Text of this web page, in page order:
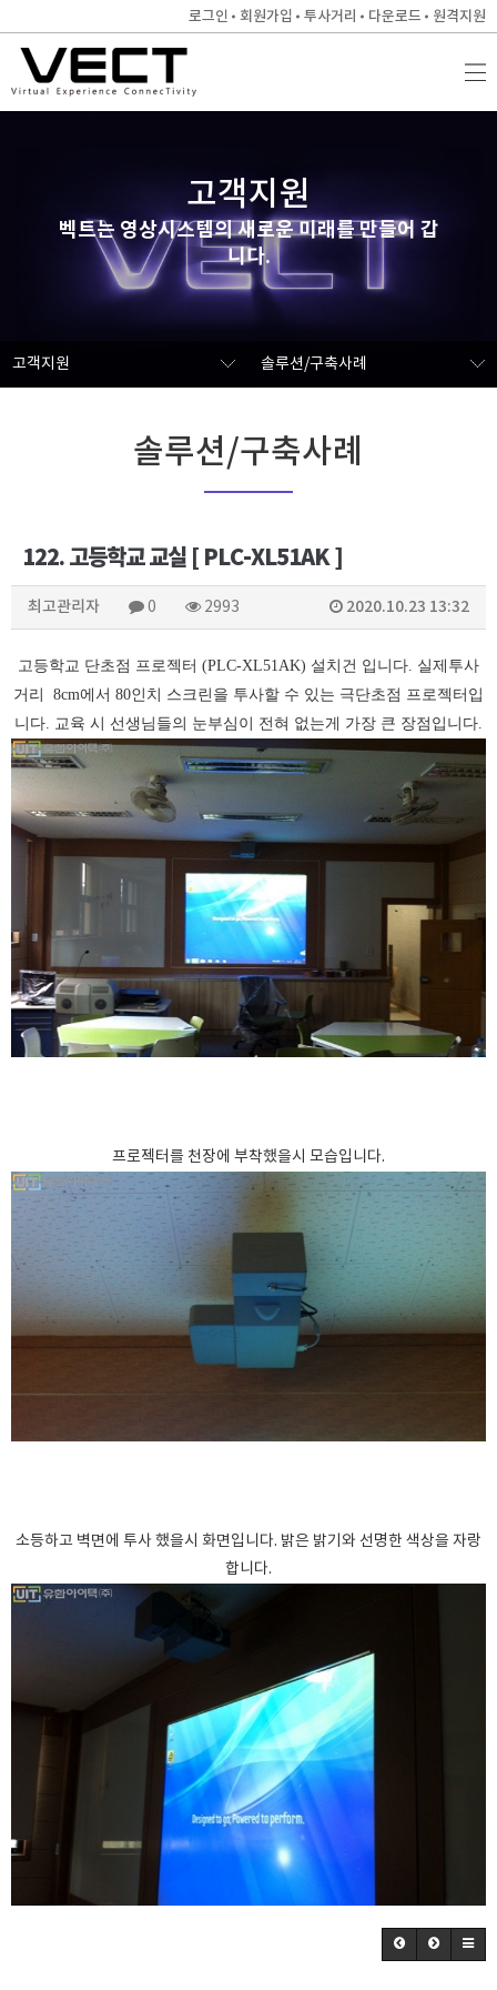
로그인 회원가입 투사거리 다운로드 원격지원
고객지원
벡트는 영상시스템의 새로운 미래를 만들어 갑
니다.
고객지원 솔루션/구축사례
솔루션/구축사례
122. 고등학교 교실 [ PLC-XL51AK ]
최고관리자 0 2993 2020.10.23 13:32
고등학교 단초점 프로젝터 (PLC-XL51AK) 설치건 입니다. 실제투사
거리 8cm에서 80인치 스크린을 투사할 수 있는 극단초점 프로젝터입
니다. 교육 시 선생님들의 눈부심이 전혀 없는게 가장 큰 장점입니다.
프로젝터를 천장에 부착했을시 모습입니다.
소등하고 벽면에 투사 했을시 화면입니다. 밝은 밝기와 선명한 색상을 자랑
합니다.